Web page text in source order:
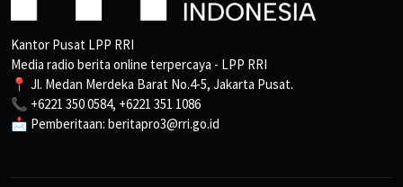
Kantor Pusat LPP RRI
Media radio berita online terpercaya - LPP RRI
📍 Jl. Medan Merdeka Barat No.4-5, Jakarta Pusat.
📞 +6221 350 0584, +6221 351 1086
📩 Pemberitaan: beritapro3@rri.go.id